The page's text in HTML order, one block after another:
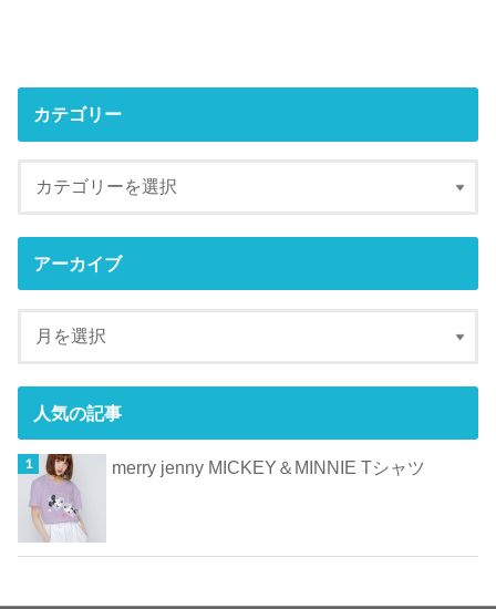
カテゴリー
アーカイブ
人気の記事
merry jenny MICKEY＆MINNIE Tシャツ